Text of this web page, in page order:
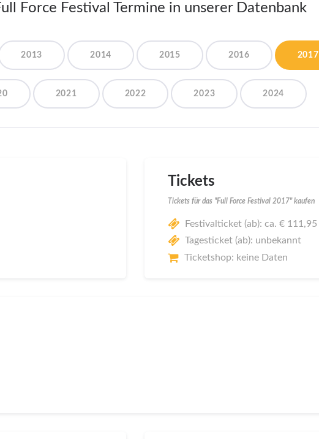
Force Festival Termine in unserer Datenbank
2013 2014 2015 2016 2017
2021 2022 2023 2024
Tickets
Tickets für das "Full Force Festival 2017" kaufen
Festivalticket (ab): ca. € 111,95
Tagesticket (ab): unbekannt
Ticketshop: keine Daten